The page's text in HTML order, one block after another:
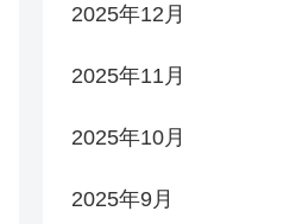
2025年12月
2025年11月
2025年10月
2025年9月